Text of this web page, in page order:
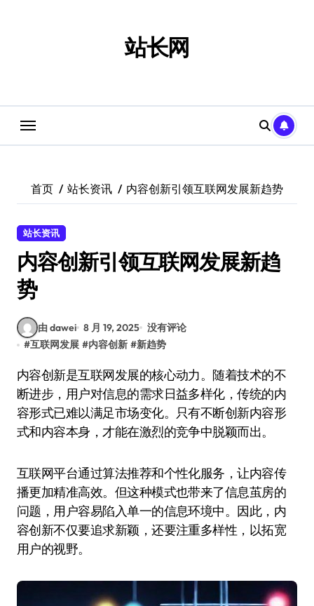
站长网
首页 站长资讯 内容创新引领互联网发展新趋势
站长资讯
内容创新引领互联网发展新趋
势
由 dawei 8 月 19, 2025 没有评论
#互联网发展 #内容创新 #新趋势
内容创新是互联网发展的核心动力。随着技术的不
断进步，用户对信息的需求日益多样化，传统的内
容形式已难以满足市场变化。只有不断创新内容形
式和内容本身，才能在激烈的竞争中脱颖而出。
互联网平台通过算法推荐和个性化服务，让内容传
播更加精准高效。但这种模式也带来了信息茧房的
问题，用户容易陷入单一的信息环境中。因此，内
容创新不仅要追求新颖，还要注重多样性，以拓宽
用户的视野。